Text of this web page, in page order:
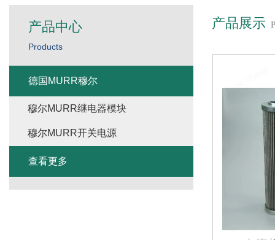
产品展示
产品中心
Products
德国MURR穆尔
穆尔MURR继电器模块
穆尔MURR开关电源
查看更多